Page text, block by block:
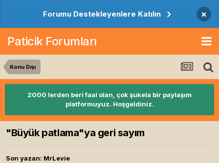
Forumu Destekleyenlere Katılın ×
Paticik Forumları
Konu Dışı
2000 lerden beri faal olan, çok şukela bir paylaşım
platformuyuz. Hoşgeldiniz.
"Büyük patlama"ya geri sayım
Son yazan: MrLevie